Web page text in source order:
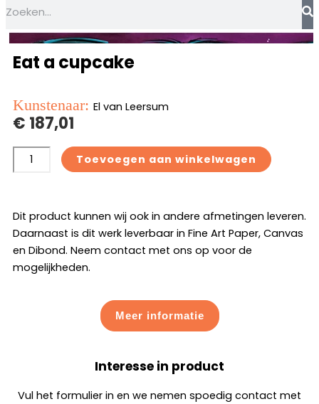
Eat a cupcake
Kunstenaar: El van Leersum
€ 187,01
a
Toevoegen aan winkelwagen
Dit product kunnen wij ook in andere afmetingen leveren.
Daarnaast is dit werk leverbaar in Fine Art Paper, Canvas
en Dibond. Neem contact met ons op voor de
mogelijkheden.
Meer informatie
Interesse in product
Vul het formulier in en we nemen spoedig contact met